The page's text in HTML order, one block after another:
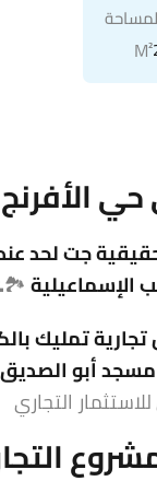
M²
الأفرنج
جت لحد
الإسماعيلية
تمليك
أبو الصديق
التجاري